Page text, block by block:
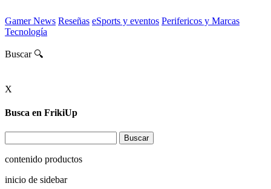
Gamer News Reseñas eSports y eventos Perifericos y Marcas
Tecnología
Buscar 🔍
X
Busca en FrikiUp
contenido productos
inicio de sidebar